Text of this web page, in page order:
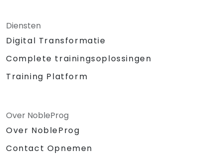
Wit bord met schrijfmaterialen.
deelnemers.
Geluidsinstallatie en draadloze
voor de activiteiten.
Certificaat van voltooiing.
Diensten
Digital Transformatie
Complete trainingsoplossingen
Training Platform
Over NobleProg
Over NobleProg
Contact Opnemen